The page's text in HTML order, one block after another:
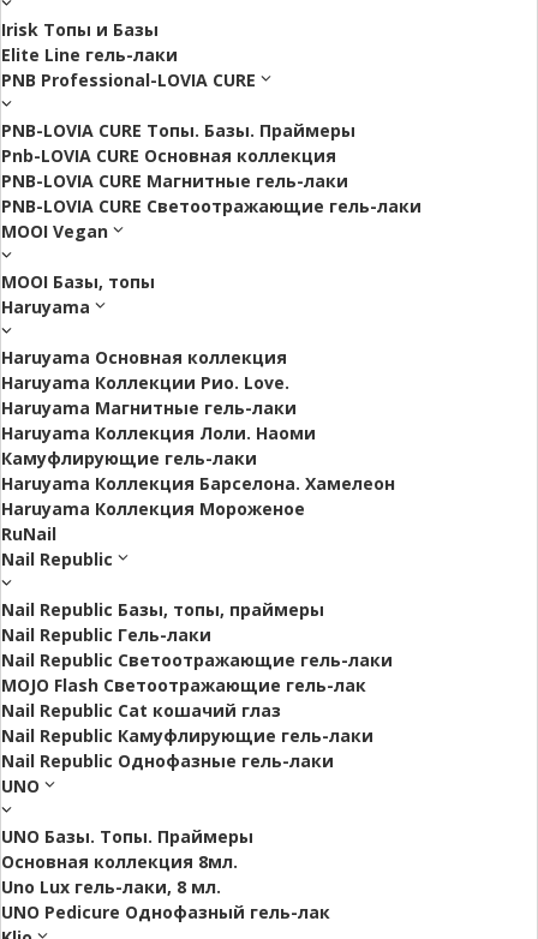
Irisk Топы и Базы
Elite Line гель-лаки
PNB Professional-LOVIA CURE
PNB-LOVIA CURE Топы. Базы. Праймеры
Pnb-LOVIA CURE Основная коллекция
PNB-LOVIA CURE Магнитные гель-лаки
PNB-LOVIA CURE Cветоотражающие гель-лаки
MOOI Vegan
MOOI Базы, топы
Haruyama
Haruyama Основная коллекция
Haruyama Коллекции Рио. Love.
Haruyama Магнитные гель-лаки
Haruyama Коллекция Лоли. Наоми
Камуфлирующие гель-лаки
Haruyama Коллекция Барселона. Хамелеон
Haruyama Коллекция Мороженое
RuNail
Nail Republic
Nail Republic Базы, топы, праймеры
Nail Republic Гель-лаки
Nail Republic Светоотражающие гель-лаки
MOJO Flash Светоотражающие гель-лак
Nail Republic Cat кошачий глаз
Nail Republic Камуфлирующие гель-лаки
Nail Republic Однофазные гель-лаки
UNO
UNO Базы. Топы. Праймеры
Основная коллекция 8мл.
Uno Lux гель-лаки, 8 мл.
UNO Pedicure Однофазный гель-лак